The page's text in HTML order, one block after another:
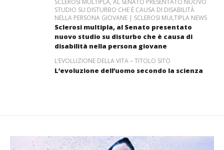
STUDIO SU DISTURBO CHE È CAUSA DI DISABILITÀ
NELLA PERSONA GIOVANE | SCLEROSI MULTIPLA NEWS
Sclerosi multipla, al Senato presentato
nuovo studio su disturbo che è causa di
disabilità nella persona giovane
L’EVOLUZIONE DELLA VITA – TITOLO SITO
L’evoluzione dell’uomo secondo la scienza